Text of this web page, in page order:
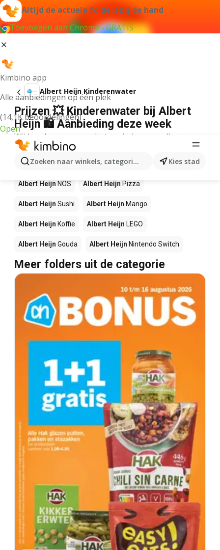
Altijd de actuele folders bij de hand
Toevoegen aan Chrome - GRATIS
Kimbino app
Alle aanbiedingen op één plek
(14,1K beoordelingen)
Open
Zoeken naar winkels, categorieën, producten...
Kies stad
Albert Heijn Kinderenwater
Prijzen 💥 Kinderenwater bij Albert
Heijn 🛍️ Aanbieding deze week
Wij konden geen resultaten vinden voor die term.
Andere producten in winkels Albert
Heijn
Albert Heijn NOS Albert Heijn Pizza
Albert Heijn Sushi Albert Heijn Mango
Albert Heijn Koffie Albert Heijn LEGO
Albert Heijn Gouda Albert Heijn Nintendo Switch
Meer folders uit de categorie